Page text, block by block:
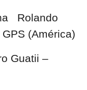
Rolando
(América)
Guatii –